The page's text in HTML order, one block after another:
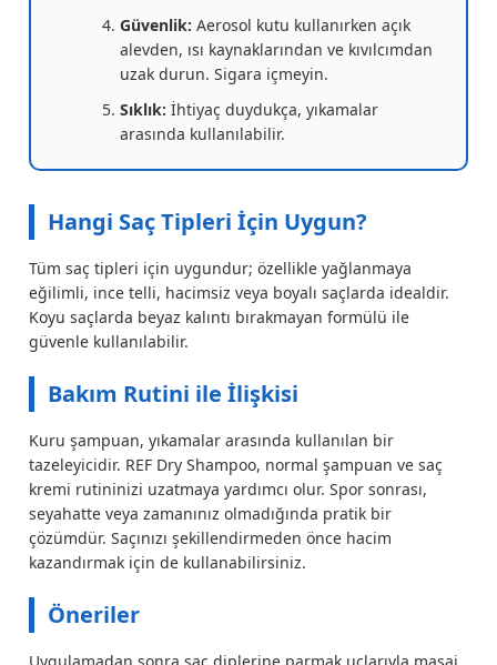
Güvenlik: Aerosol kutu kullanırken açık
alevden, ısı kaynaklarından ve kıvılcımdan
uzak durun. Sigara içmeyin.
Sıklık: İhtiyaç duydukça, yıkamalar
arasında kullanılabilir.
Hangi Saç Tipleri İçin Uygun?
Tüm saç tipleri için uygundur; özellikle yağlanmaya
eğilimli, ince telli, hacimsiz veya boyalı saçlarda idealdir.
Koyu saçlarda beyaz kalıntı bırakmayan formülü ile
güvenle kullanılabilir.
Bakım Rutini ile İlişkisi
Kuru şampuan, yıkamalar arasında kullanılan bir
tazeleyicidir. REF Dry Shampoo, normal şampuan ve saç
kremi rutininizi uzatmaya yardımcı olur. Spor sonrası,
seyahatte veya zamanınız olmadığında pratik bir
çözümdür. Saçınızı şekillendirmeden önce hacim
kazandırmak için de kullanabilirsiniz.
Öneriler